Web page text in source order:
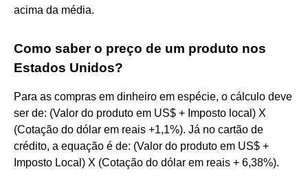
acima da média.
Como saber o preço de um produto nos
Estados Unidos?
Para as compras em dinheiro em espécie, o cálculo deve
ser de: (Valor do produto em US$ + Imposto local) X
(Cotação do dólar em reais +1,1%). Já no cartão de
crédito, a equação é de: (Valor do produto em US$ +
Imposto Local) X (Cotação do dólar em reais + 6,38%).